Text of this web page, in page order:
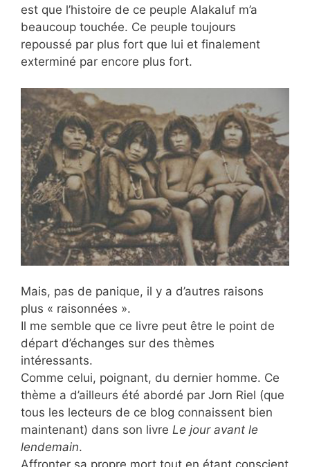
est que l’histoire de ce peuple Alakaluf m’a
beaucoup touchée. Ce peuple toujours
repoussé par plus fort que lui et finalement
exterminé par encore plus fort.
Mais, pas de panique, il y a d’autres raisons
plus « raisonnées ».
Il me semble que ce livre peut être le point de
départ d’échanges sur des thèmes
intéressants.
Comme celui, poignant, du dernier homme. Ce
thème a d’ailleurs été abordé par Jorn Riel (que
tous les lecteurs de ce blog connaissent bien
maintenant) dans son livre Le jour avant le
lendemain.
Affronter sa propre mort tout en étant conscient